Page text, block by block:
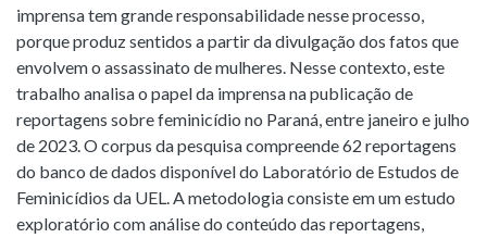
imprensa tem grande responsabilidade nesse processo,
porque produz sentidos a partir da divulgação dos fatos que
envolvem o assassinato de mulheres. Nesse contexto, este
trabalho analisa o papel da imprensa na publicação de
reportagens sobre feminicídio no Paraná, entre janeiro e julho
de 2023. O corpus da pesquisa compreende 62 reportagens
do banco de dados disponível do Laboratório de Estudos de
Feminicídios da UEL. A metodologia consiste em um estudo
exploratório com análise do conteúdo das reportagens,